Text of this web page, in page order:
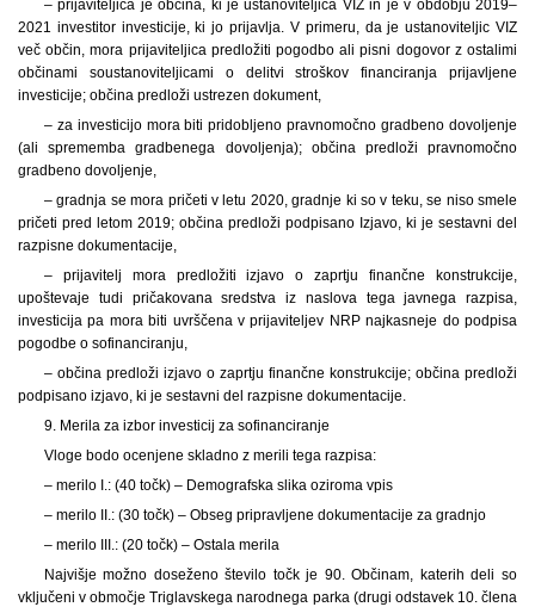
– prijaviteljica je občina, ki je ustanoviteljica VIZ in je v obdobju 2019–
2021 investitor investicije, ki jo prijavlja. V primeru, da je ustanoviteljic VIZ
več občin, mora prijaviteljica predložiti pogodbo ali pisni dogovor z ostalimi
občinami soustanoviteljicami o delitvi stroškov financiranja prijavljene
investicije; občina predloži ustrezen dokument,
– za investicijo mora biti pridobljeno pravnomočno gradbeno dovoljenje
(ali sprememba gradbenega dovoljenja); občina predloži pravnomočno
gradbeno dovoljenje,
– gradnja se mora pričeti v letu 2020, gradnje ki so v teku, se niso smele
pričeti pred letom 2019; občina predloži podpisano Izjavo, ki je sestavni del
razpisne dokumentacije,
– prijavitelj mora predložiti izjavo o zaprtju finančne konstrukcije,
upoštevaje tudi pričakovana sredstva iz naslova tega javnega razpisa,
investicija pa mora biti uvrščena v prijaviteljev NRP najkasneje do podpisa
pogodbe o sofinanciranju,
– občina predloži izjavo o zaprtju finančne konstrukcije; občina predloži
podpisano izjavo, ki je sestavni del razpisne dokumentacije.
9. Merila za izbor investicij za sofinanciranje
Vloge bodo ocenjene skladno z merili tega razpisa:
– merilo I.: (40 točk) – Demografska slika oziroma vpis
– merilo II.: (30 točk) – Obseg pripravljene dokumentacije za gradnjo
– merilo III.: (20 točk) – Ostala merila
Najvišje možno doseženo število točk je 90. Občinam, katerih deli so
vključeni v območje Triglavskega narodnega parka (drugi odstavek 10. člena